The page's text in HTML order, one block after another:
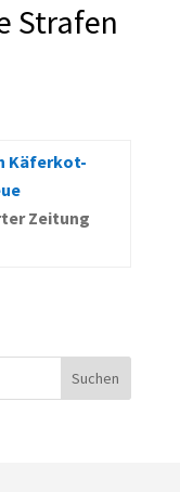
Strafen
Käferkot-
Zeitung
Suchen